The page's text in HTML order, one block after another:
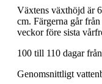
Växtens växthöjd är
cm. Färgerna går
veckor före sista
100 till 110 dagar
Genomsnittligt